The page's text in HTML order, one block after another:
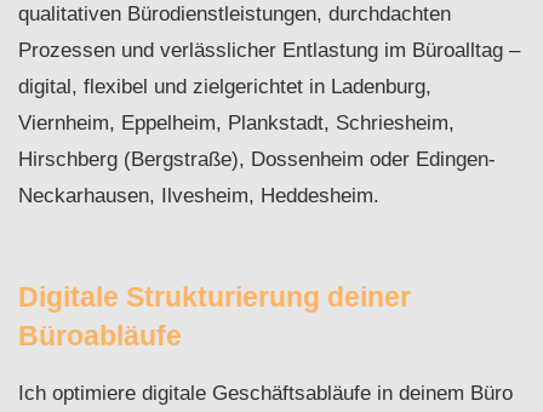
qualitativen Bürodienstleistungen, durchdachten
Prozessen und verlässlicher Entlastung im Büroalltag –
digital, flexibel und zielgerichtet in Ladenburg,
Viernheim, Eppelheim, Plankstadt, Schriesheim,
Hirschberg (Bergstraße), Dossenheim oder Edingen-
Neckarhausen, Ilvesheim, Heddesheim.
Digitale Strukturierung deiner
Büroabläufe
Ich optimiere digitale Geschäftsabläufe in deinem Büro